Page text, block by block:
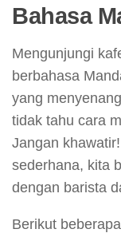
Bahasa
Mengunjungi
berbahasa
yang
tidak tahu cara
Jangan
sederhana, kita
dengan barista
Berikut